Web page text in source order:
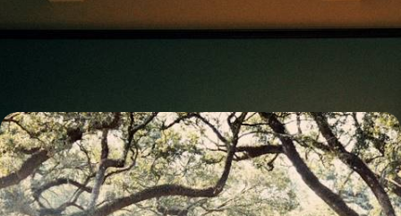
Erleben Sie New York hautnah und in zwei Etappen: Den kreativen
Geist Manhattans und die entspannte Energie Brooklyns.
Jazz, Plantagen und Bayous - Die grosse Tour durch
Louisiana
Von Jazzclubs bis zu Baumwollfeldern und entlang des Mississippi:
Eine grosse Reise durch das legendäre Louisiana.